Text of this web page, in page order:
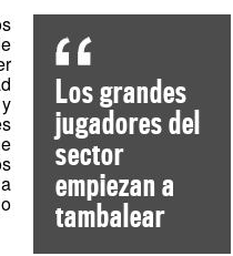
Los grandes
jugadores del
sector
empiezan a
tambalear